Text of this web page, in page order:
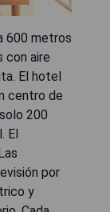
600 metros
con aire
El hotel
centro de
200
El
por
y